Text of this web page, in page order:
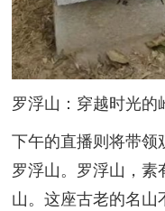
罗浮山：穿越时光的
下午的直播则将带
罗浮山。罗浮山，素
山。这座古老的名山